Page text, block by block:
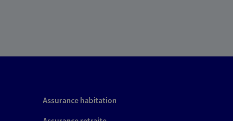
Assurance habitation